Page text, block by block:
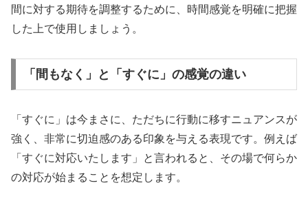
間に対する期待を調整するために、時間感覚を明確に把握
した上で使用しましょう。
「間もなく」と「すぐに」の感覚の違い
「すぐに」は今まさに、ただちに行動に移すニュアンスが
強く、非常に切迫感のある印象を与える表現です。例えば
「すぐに対応いたします」と言われると、その場で何らか
の対応が始まることを想定します。